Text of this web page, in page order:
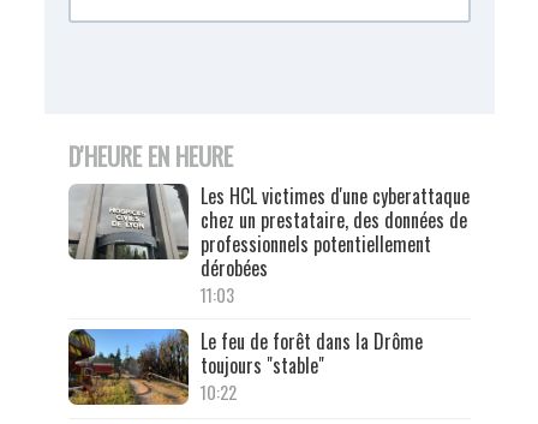
D'HEURE EN HEURE
Les HCL victimes d'une cyberattaque
chez un prestataire, des données de
professionnels potentiellement
dérobées
11:03
Le feu de forêt dans la Drôme
toujours "stable"
10:22